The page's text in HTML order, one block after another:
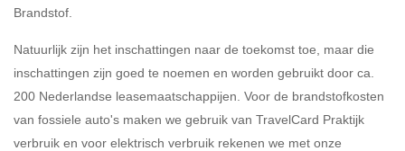
69.399,- )
Eigen bijdrage
Brandstof.
Natuurlijk zijn het inschattingen naar de toekomst toe, maar die
inschattingen zijn goed te noemen en worden gebruikt door ca.
200 Nederlandse leasemaatschappijen. Voor de brandstofkosten
van fossiele auto's maken we gebruik van TravelCard Praktijk
verbruik en voor elektrisch verbruik rekenen we met onze